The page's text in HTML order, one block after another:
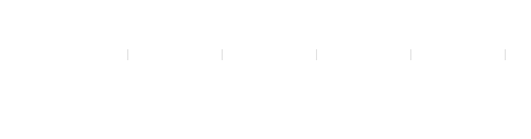
3D數位設計院 規劃設計 工程實績 新聞中心 公司簡報